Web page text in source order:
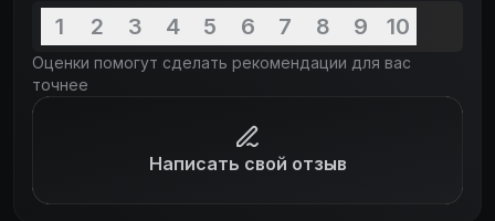
1 2 3 4 5 6 7 8 9 10
Оценки помогут сделать рекомендации для вас
точнее
Написать свой отзыв